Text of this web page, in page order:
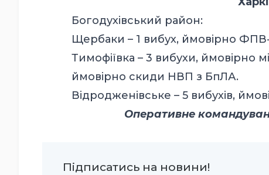
Богодухівський район:
Щербаки – 1 вибух, ймовірно
Тимофіївка – 3 вибухи, ймовірно
ймовірно скиди НВП з БпЛА.
Відродженівське – 5 вибухів,
Оперативне
Підписатись на новини!